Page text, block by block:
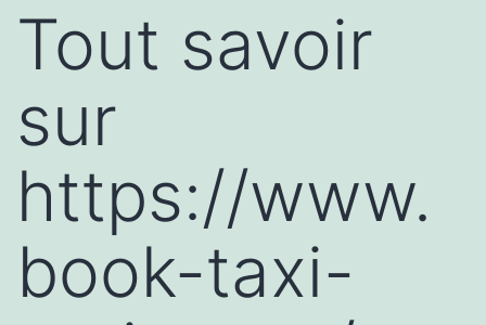
Tout savoir
sur
https://www.
book-taxi-